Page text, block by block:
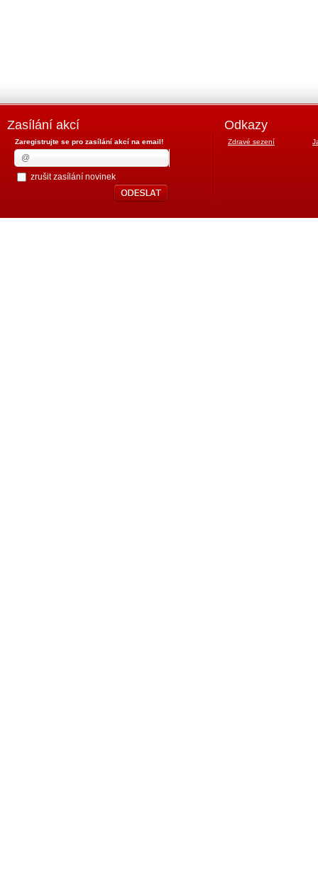
Zasílání akcí
Zaregistrujte se pro zasílání akcí na email!
zrušit zasílání novinek
Odkazy
Zdravé sezení